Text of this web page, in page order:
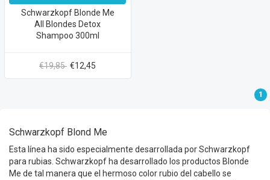
Schwarzkopf Blonde Me
All Blondes Detox
Shampoo 300ml
€19,85 €12,45
1
Schwarzkopf Blond Me
Esta línea ha sido especialmente desarrollada por Schwarzkopf
para rubias. Schwarzkopf ha desarrollado los productos Blonde
Me de tal manera que el hermoso color rubio del cabello se